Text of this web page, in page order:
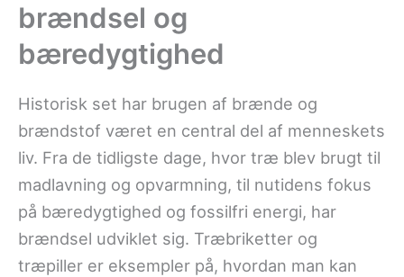
brændsel og
bæredygtighed
Historisk set har brugen af brænde og
brændstof været en central del af menneskets
liv. Fra de tidligste dage, hvor træ blev brugt til
madlavning og opvarmning, til nutidens fokus
på bæredygtighed og fossilfri energi, har
brændsel udviklet sig. Træbriketter og
træpiller er eksempler på, hvordan man kan